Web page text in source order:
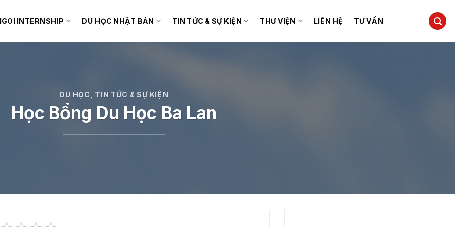
INTERNSHIP DU HỌC NHẬT BẢN TIN TỨC & SỰ KIỆN THƯ VIỆN LIÊN HỆ TƯ VẤN
DU HỌC TIN TỨC & SỰ KIỆN
Học Bổng Du Học Ba Lan